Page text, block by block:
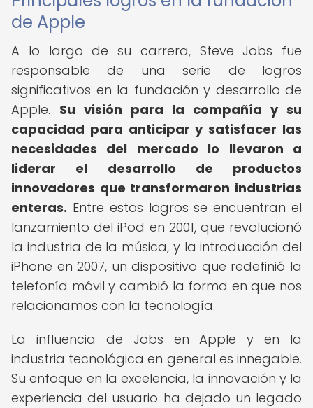
de Apple
A lo largo de su carrera, Steve Jobs fue
responsable de una serie de logros
significativos en la fundación y desarrollo de
Apple. Su visión para la compañía y su
capacidad para anticipar y satisfacer las
necesidades del mercado lo llevaron a
liderar el desarrollo de productos
innovadores que transformaron industrias
enteras. Entre estos logros se encuentran el
lanzamiento del iPod en 2001, que revolucionó
la industria de la música, y la introducción del
iPhone en 2007, un dispositivo que redefinió la
telefonía móvil y cambió la forma en que nos
relacionamos con la tecnología.
La influencia de Jobs en Apple y en la
industria tecnológica en general es innegable.
Su enfoque en la excelencia, la innovación y la
experiencia del usuario ha dejado un legado